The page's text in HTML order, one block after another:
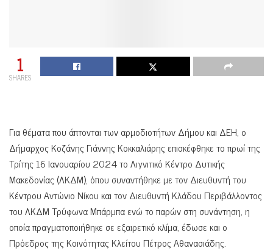
1
SHARES
Για θέματα που άπτονται των αρμοδιοτήτων Δήμου και ΔΕΗ, ο
Δήμαρχος Κοζάνης Γιάννης Κοκκαλιάρης επισκέφθηκε το πρωί της
Τρίτης 16 Ιανουαρίου 2024 το Λιγνιτικό Κέντρο Δυτικής
Μακεδονίας (ΛΚΔΜ), όπου συναντήθηκε με τον Διευθυντή του
Κέντρου Αντώνιο Νίκου και τον Διευθυντή Κλάδου Περιβάλλοντος
του ΛΚΔΜ Τρύφωνα Μπάρμπα ενώ το παρών στη συνάντηση, η
οποία πραγματοποιήθηκε σε εξαιρετικό κλίμα, έδωσε και ο
Πρόεδρος της Κοινότητας Κλείτου Πέτρος Αθανασιάδης.